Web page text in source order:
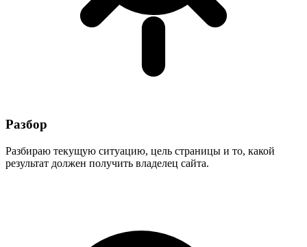
Разбор
Разбираю текущую ситуацию, цель страницы и то, какой
результат должен получить владелец сайта.